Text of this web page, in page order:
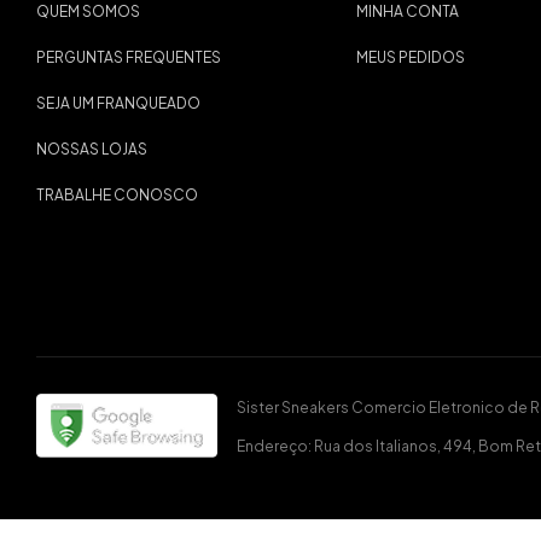
QUEM SOMOS
PERGUNTAS FREQUENTES
SEJA UM FRANQUEADO
NOSSAS LOJAS
TRABALHE CONOSCO
MINHA CONTA
MEUS PEDIDOS
Sister Sneakers Comercio Eletronico de
Endereço: Rua dos Italianos, 494, Bom